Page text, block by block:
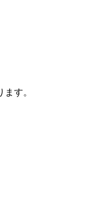
す。